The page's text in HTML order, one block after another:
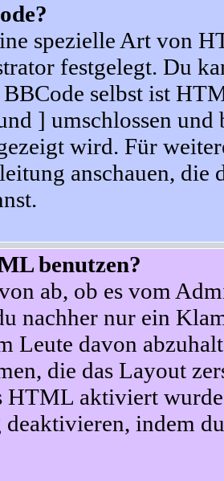
spezielle Art von
festgelegt. Du
selbst ist
] umschlossen
wird. Für
anschauen, die
benutzen?
ab, ob es vom
nachher nur ein
Leute davon
die das Layout
HTML aktiviert
deaktivieren, indem